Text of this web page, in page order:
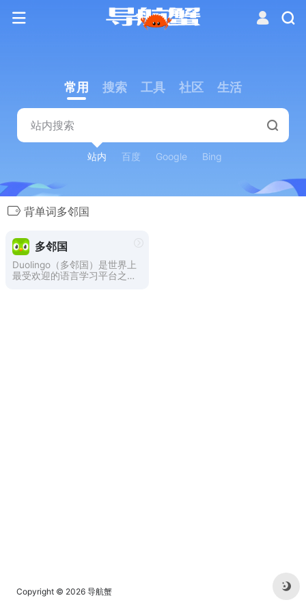
常用 搜索 工具 社区 生活
站内 百度 Google Bing
背单词多邻国
多邻国
Duolingo（多邻国）是世界上
最受欢迎的语言学习平台之
Copyright © 2026 导航蟹